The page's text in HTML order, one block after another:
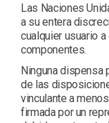
Las Naciones
a su entera
cualquier usuario
componentes.
Ninguna dispensa
de las
vinculante a
firmada por un